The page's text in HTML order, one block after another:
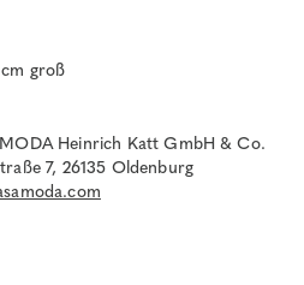
groß
Heinrich Katt GmbH & Co.
7, 26135 Oldenburg